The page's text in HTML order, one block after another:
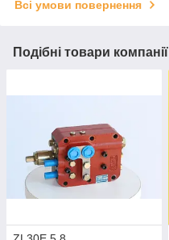
Всі умови повернення
Подібні товари компанії